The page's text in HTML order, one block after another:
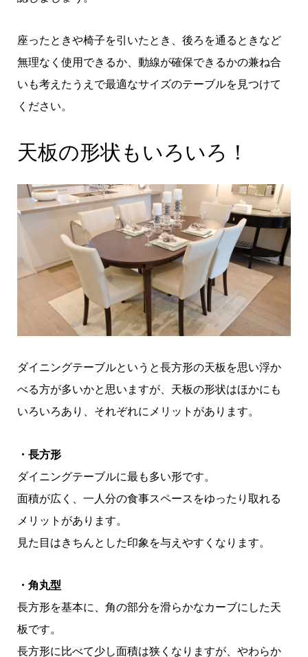
座ったときや椅子を引いたとき、後ろを通るときなど
無理なく使用できるか、動線が確保できるかの兼ね合
いも考えたうえで最適なサイズのテーブルを見つけて
ください。
天板の形状もいろいろ！
ダイニングテーブルというと長方形の天板を思い浮か
べる方が多いかと思いますが、天板の形状はほかにも
いろいろあり、それぞれにメリットがあります。
・長方形
ダイニングテーブルに最も多い形です。
面積が広く、一人分の食事スペースをゆったり取れる
メリットがあります。
見た目はきちんとした印象を与えやすくなります。
・角丸型
長方形を基本に、角の部分を滑らかなカーブにした天
板です。
長方形に比べて少し面積は狭くなりますが、やわらか